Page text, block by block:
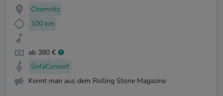
Chemnitz
100 km
ab 380 €
SofaConcert
Kennt man aus dem Rolling Stone Magazine